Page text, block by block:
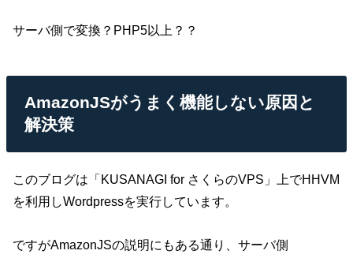
サーバ側で変換？PHP5以上？？
AmazonJSがうまく機能しない原因と
解決策
このブログは「KUSANAGI for さくらのVPS」上でHHVM
を利用しWordpressを実行しています。
ですがAmazonJSの説明にもある通り、サーバ側